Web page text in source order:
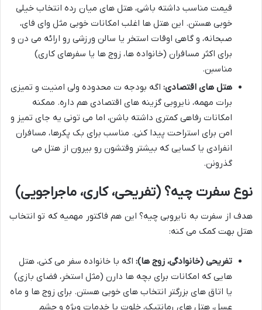
قیمت مناسب داشته باشی، هتل های میان رده انتخاب خیلی
خوبی هستن. این هتل ها اغلب امکانات خوبی مثل وای فای،
صبحانه، و گاهی اوقات استخر یا سالن ورزشی رو ارائه می دن و
برای اکثر مسافران (خانواده ها، زوج ها یا سفرهای کاری)
مناسبن.
هتل های اقتصادی: اگه بودجه ت محدوده ولی امنیت و تمیزی
برات مهمه، نایروبی گزینه های اقتصادی هم داره. ممکنه
امکانات رفاهی کمتری داشته باشن، اما می تونی یه جای تمیز و
امن برای استراحت پیدا کنی. مناسب برای بک پکرها، مسافران
انفرادی یا کسایی که بیشتر وقتشون رو بیرون از هتل می
گذرونن.
نوع سفرت چیه؟ (تفریحی، کاری، ماجراجویی)
هدف از سفرت به نایروبی چیه؟ این هم فاکتور مهمیه که تو انتخاب
هتل بهت کمک می کنه:
تفریحی (خانوادگی، زوج ها): اگه با خانواده سفر می کنی، هتل
هایی که امکانات برای بچه ها دارن (مثل استخر، فضای بازی)
یا اتاق های بزرگتر انتخاب های خوبی هستن. برای زوج ها و ماه
عسل، هتل های رمانتیک، خلوت با خدمات ویژه و چشم